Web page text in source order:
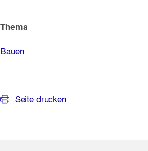
Thema
Bauen
Seite drucken